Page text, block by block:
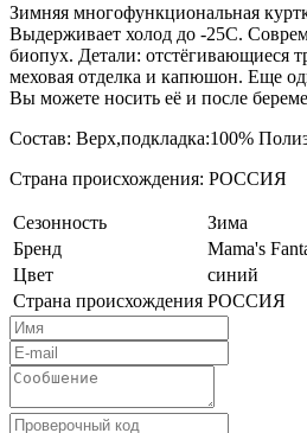
Зимняя многофункциональная
Выдерживает холод до -25С.
биопух. Детали: отстёгивающиеся
меховая отделка и капюшон. Еще
Вы можете носить её и после
Состав: Верх,подкладка:100%
Страна происхождения: РОССИЯ
Сезонность
Зима
Бренд
Mama's
Цвет
синий
Страна происхождения РОССИЯ